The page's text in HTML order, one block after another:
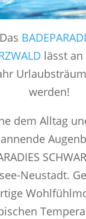
Das
lässt an
werden!
dem Alltag
Neustadt.